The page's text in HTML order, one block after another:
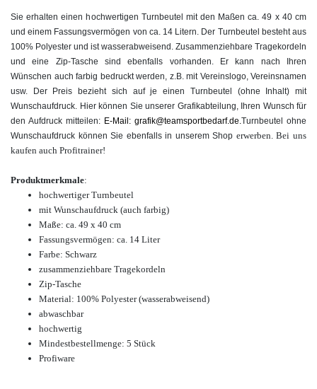
Sie erhalten einen hochwertigen Turnbeutel mit den Maßen ca. 49 x 40 cm
und einem Fassungsvermögen von ca. 14 Litern. Der Turnbeutel besteht aus
100% Polyester und ist wasserabweisend. Zusammenziehbare Tragekordeln
und eine Zip-Tasche sind ebenfalls vorhanden. Er kann nach Ihren
Wünschen auch farbig bedruckt werden, z.B. mit Vereinslogo, Vereinsnamen
usw.
Der Preis bezieht sich auf je einen Turnbeutel (ohne Inhalt) mit
Wunschaufdruck. Hier können Sie unserer Grafikabteilung, Ihren Wunsch für
den Aufdruck mitteilen: E-Mail: grafik@teamsportbedarf.de.Turnbeutel ohne
Wunschaufdruck können Sie ebenfalls in unserem Shop erwerben.Bei uns
kaufen auch Profitrainer!
Produktmerkmale:
hochwertiger Turnbeutel
mit Wunschaufdruck (auch farbig)
Maße: ca. 49 x 40 cm
Fassungsvermögen: ca. 14 Liter
Farbe: Schwarz
zusammenziehbare Tragekordeln
Zip-Tasche
Material: 100% Polyester (wasserabweisend)
abwaschbar
hochwertig
Mindestbestellmenge: 5 Stück
Profiware